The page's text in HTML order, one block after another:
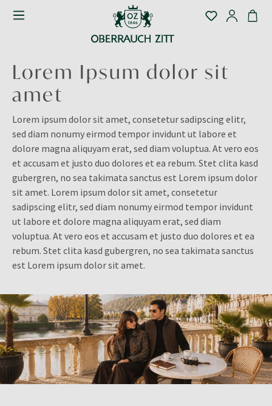
Lorem Ipsum dolor sit
amet
Lorem ipsum dolor sit amet, consetetur sadipscing elitr,
sed diam nonumy eirmod tempor invidunt ut labore et
dolore magna aliquyam erat, sed diam voluptua. At vero eos
et accusam et justo duo dolores et ea rebum. Stet clita kasd
gubergren, no sea takimata sanctus est Lorem ipsum dolor
sit amet. Lorem ipsum dolor sit amet, consetetur
sadipscing elitr, sed diam nonumy eirmod tempor invidunt
ut labore et dolore magna aliquyam erat, sed diam
voluptua. At vero eos et accusam et justo duo dolores et ea
rebum. Stet clita kasd gubergren, no sea takimata sanctus
est Lorem ipsum dolor sit amet.